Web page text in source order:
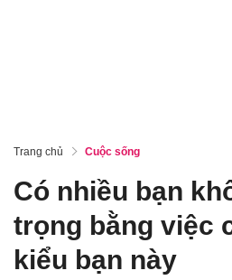
Trang chủ Cuộc sống
Có nhiều bạn
trọng bằng việc
kiểu bạn này